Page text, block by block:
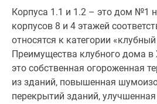
проекте
Контакты
Реклама
сайте
Корпуса 1.1 и 1.2 – это дом №1
корпусов 8 и 4 этажей
относятся к категории
Преимущества клубного дома
это собственная огороженная
из зданий, повышенная
перекрытий зданий,